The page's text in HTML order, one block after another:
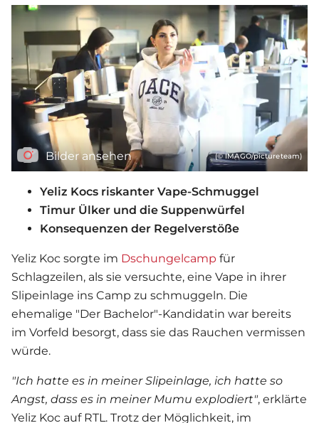
Bilder ansehen (© IMAGO/pictureteam)
Yeliz Kocs riskanter Vape-Schmuggel
Timur Ülker und die Suppenwürfel
Konsequenzen der Regelverstöße
Yeliz Koc sorgte im Dschungelcamp für
Schlagzeilen, als sie versuchte, eine Vape in ihrer
Slipeinlage ins Camp zu schmuggeln. Die
ehemalige "Der Bachelor"-Kandidatin war bereits
im Vorfeld besorgt, dass sie das Rauchen vermissen
würde.
"Ich hatte es in meiner Slipeinlage, ich hatte so
Angst, dass es in meiner Mumu explodiert", erklärte
Yeliz Koc auf RTL. Trotz der Möglichkeit, im